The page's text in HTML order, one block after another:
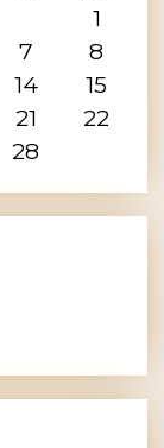
1
7
8
14
15
21
22
28